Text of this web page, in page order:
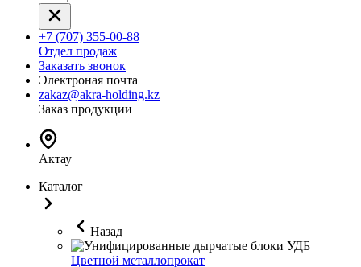
+7 (707) 355-00-88
Отдел продаж
Заказать звонок
Электроная почта
zakaz@akra-holding.kz
Заказ продукции
Актау
Каталог
Назад
Цветной металлопрокат